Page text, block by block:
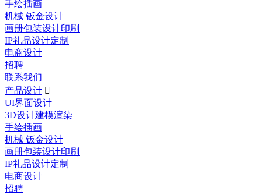
手绘插画
机械 钣金设计
画册包装设计印刷
IP礼品设计定制
电商设计
招聘
联系我们
产品设计 
UI界面设计
3D设计建模渲染
手绘插画
机械 钣金设计
画册包装设计印刷
IP礼品设计定制
电商设计
招聘